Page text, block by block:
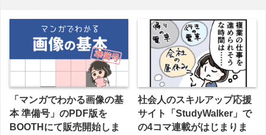
「マンガでわかる画像の基
本 準備号」のPDF版を
BOOTHにて販売開始しま
社会人のスキルアップ応援
サイト「StudyWalker」で
の4コマ連載がはじまりま